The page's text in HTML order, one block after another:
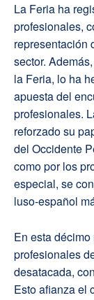
La Feria ha
profesionales,
representación
sector.
la Feria, lo ha
apuesta del
profesionales.
reforzado su
del Occidente
como por los
especial, se
luso-español
En esta
profesionales
desatacada,
Esto afianza el